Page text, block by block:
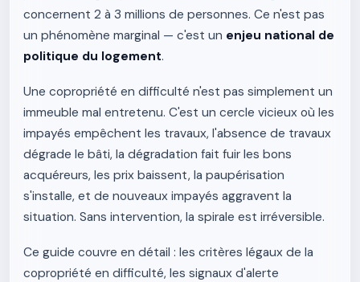
concernent 2 à 3 millions de personnes. Ce n'est pas
un phénomène marginal — c'est un enjeu national de
politique du logement.
Une copropriété en difficulté n'est pas simplement un
immeuble mal entretenu. C'est un cercle vicieux où les
impayés empêchent les travaux, l'absence de travaux
dégrade le bâti, la dégradation fait fuir les bons
acquéreurs, les prix baissent, la paupérisation
s'installe, et de nouveaux impayés aggravent la
situation. Sans intervention, la spirale est irréversible.
Ce guide couvre en détail : les critères légaux de la
copropriété en difficulté, les signaux d'alerte